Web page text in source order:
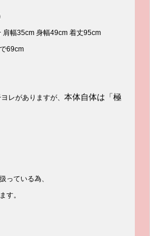
肩幅35cm 身幅49cm 着丈95cm
69cm
レがありますが、 本体自体は「極
っている為、
す。